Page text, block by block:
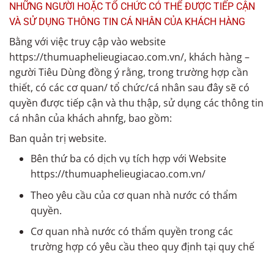
NHỮNG NGƯỜI HOẶC TỔ CHỨC CÓ THỂ ĐƯỢC TIẾP CẬN
VÀ SỬ DỤNG THÔNG TIN CÁ NHÂN CỦA KHÁCH HÀNG
Bằng với việc truy cập vào website
https://thumuaphelieugiacao.com.vn/, khách hàng –
người Tiêu Dùng đồng ý rằng, trong trường hợp cần
thiết, có các cơ quan/ tổ chức/cá nhân sau đây sẽ có
quyền được tiếp cận và thu thập, sử dụng các thông tin
cá nhân của khách ahnfg, bao gồm:
Ban quản trị website.
Bên thứ ba có dịch vụ tích hợp với Website
https://thumuaphelieugiacao.com.vn/
Theo yêu cầu của cơ quan nhà nước có thẩm
quyền.
Cơ quan nhà nước có thẩm quyền trong các
trường hợp có yêu cầu theo quy định tại quy chế